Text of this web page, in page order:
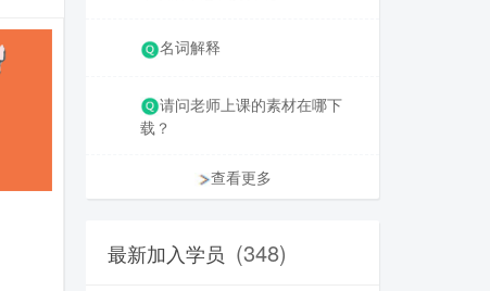
名词解释
请问老师上课的素材在哪下
载？
查看更多
最新加入学员 (348)